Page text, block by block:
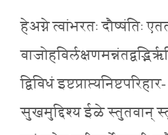
हेअग्ने त्वांभरतः दौष्षंतिः
द्विविधं
सुखमुद्दिश्य ईळे स्तुतवान्